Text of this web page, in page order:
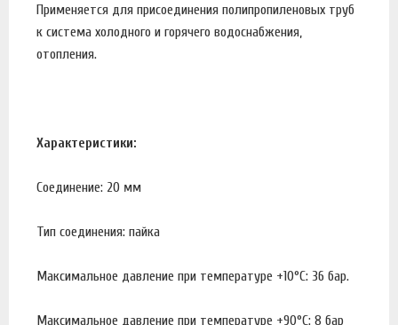
Применяется для присоединения полипропиленовых труб
к система холодного и горячего водоснабжения,
отопления.
Характеристики:
Соединение: 20 мм
Тип соединения: пайка
Максимальное давление при температуре +10°С: 36 бар.
Максимальное давление при температуре +90°С: 8 бар